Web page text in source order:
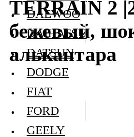
TERRAIN 2
бежевый,
алькантара
DAEWOO
DAIHATSU
DATSUN
DODGE
FIAT
FORD
GEELY